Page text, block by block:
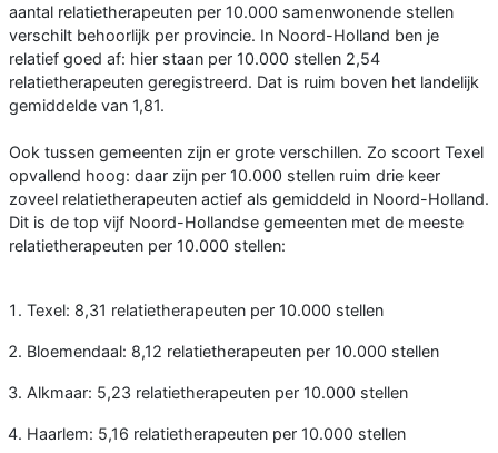
aantal relatietherapeuten per 10.000 samenwonende stellen
verschilt behoorlijk per provincie. In Noord-Holland ben je
relatief goed af: hier staan per 10.000 stellen 2,54
relatietherapeuten geregistreerd. Dat is ruim boven het landelijk
gemiddelde van 1,81.
Ook tussen gemeenten zijn er grote verschillen. Zo scoort Texel
opvallend hoog: daar zijn per 10.000 stellen ruim drie keer
zoveel relatietherapeuten actief als gemiddeld in Noord-Holland.
Dit is de top vijf Noord-Hollandse gemeenten met de meeste
relatietherapeuten per 10.000 stellen:
Texel: 8,31 relatietherapeuten per 10.000 stellen
Bloemendaal: 8,12 relatietherapeuten per 10.000 stellen
Alkmaar: 5,23 relatietherapeuten per 10.000 stellen
Haarlem: 5,16 relatietherapeuten per 10.000 stellen